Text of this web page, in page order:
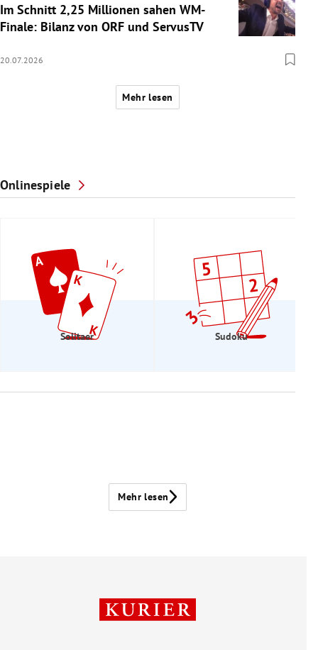
Im Schnitt 2,25 Millionen sahen WM-
Finale: Bilanz von ORF und ServusTV
20.07.2026
Mehr lesen
Onlinespiele
Solitaer Sudoku
Mehr lesen